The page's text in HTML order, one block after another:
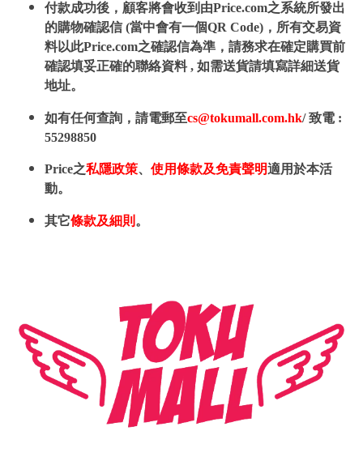
付款成功後，顧客將會收到由Price.com之系統所發出
的購物確認信 (當中會有一個QR Code)，所有交易資
料以此Price.com之確認信為準，請務求在確定購買前
確認填妥正確的聯絡資料 , 如需送貨請填寫詳細送貨
地址。
如有任何查詢，請電郵至cs@tokumall.com.hk/ 致電 :
55298850
Price之私隱政策、 使用條款及免責聲明適用於本活
動。
其它條款及細則 。